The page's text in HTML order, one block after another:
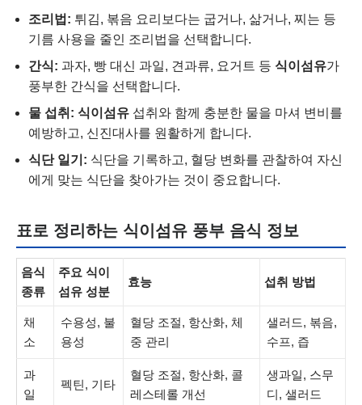
조리법: 튀김, 볶음 요리보다는 굽거나, 삶거나, 찌는 등
기름 사용을 줄인 조리법을 선택합니다.
간식: 과자, 빵 대신 과일, 견과류, 요거트 등 식이섬유가
풍부한 간식을 선택합니다.
물 섭취: 식이섬유 섭취와 함께 충분한 물을 마셔 변비를
예방하고, 신진대사를 원활하게 합니다.
식단 일기: 식단을 기록하고, 혈당 변화를 관찰하여 자신
에게 맞는 식단을 찾아가는 것이 중요합니다.
표로 정리하는 식이섬유 풍부 음식 정보
음식
종류
주요 식이
섬유 성분
효능 섭취 방법
채
소
수용성, 불
용성
혈당 조절, 항산화, 체
중 관리
샐러드, 볶음,
수프, 즙
과
일
펙틴, 기타
혈당 조절, 항산화, 콜
레스테롤 개선
생과일, 스무
디, 샐러드